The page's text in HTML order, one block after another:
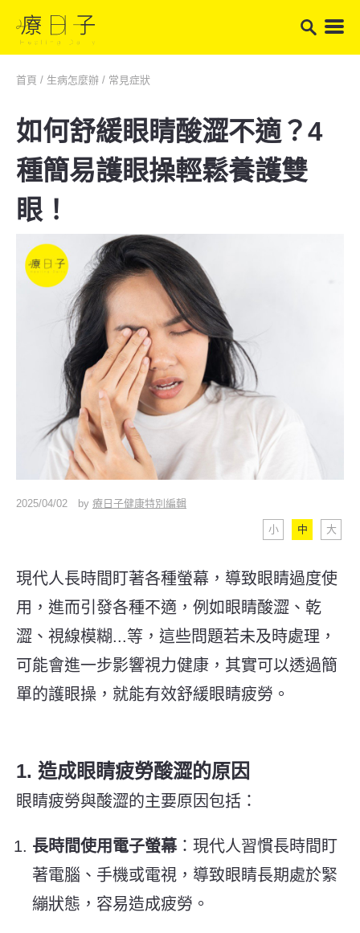
首頁 / 生病怎麼辦 / 常見症狀
如何舒緩眼睛酸澀不適？4
種簡易護眼操輕鬆養護雙
眼！
2025/04/02 by 療日子健康特別編輯
小 中 大
現代人長時間盯著各種螢幕，導致眼睛過度使
用，進而引發各種不適，例如眼睛酸澀、乾
澀、視線模糊...等， 這些問題若未及時處理，
可能會進一步影響視力健康，其實可以透過簡
單的護眼操，就能有效舒緩眼睛疲勞。
1. 造成眼睛疲勞酸澀的原因
眼睛疲勞與酸澀的主要原因包括：
長時間使用電子螢幕：現代人習慣長時間盯
著電腦、手機或電視，導致眼睛長期處於緊
繃狀態，容易造成疲勞。